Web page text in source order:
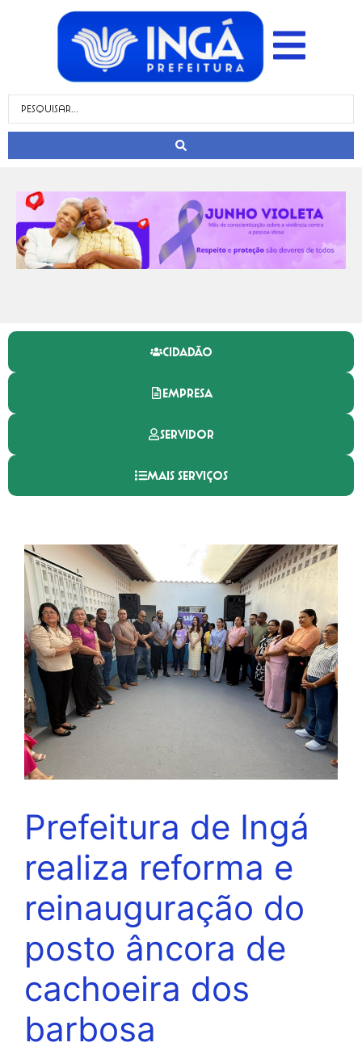
CIDADÃO
EMPRESA
SERVIDOR
MAIS SERVIÇOS
Prefeitura de Ingá
realiza reforma e
reinauguração do
posto âncora de
cachoeira dos
barbosa